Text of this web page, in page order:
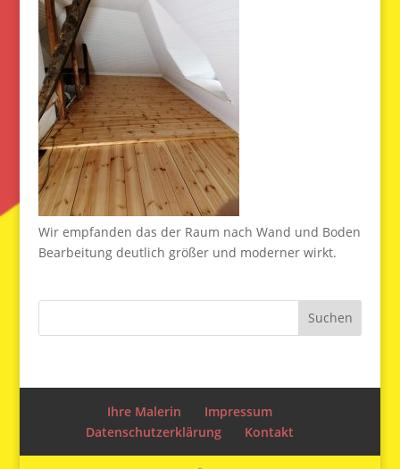
Wir empfanden das der Raum nach Wand und Boden
Bearbeitung deutlich größer und moderner wirkt.
Ihre Malerin
Impressum
Datenschutzerklärung
Kontakt